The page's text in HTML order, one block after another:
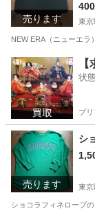
売ります 東京
​NEW ERA（ニューエ
東京 渋谷区 東
状
プリ
売ります
シ
東京
ショコラフィネローブ